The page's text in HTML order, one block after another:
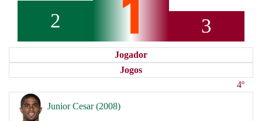
2 3
Jogador
Jogos
4º
Junior Cesar (2008)